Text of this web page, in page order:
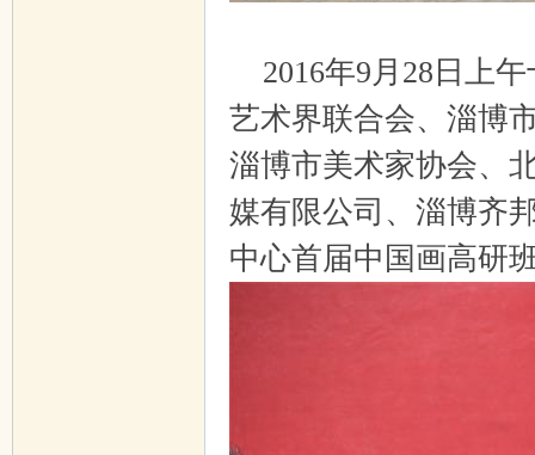
2016年9月28日上
艺术界联合会、淄博
淄博市美术家协会、
媒有限公司、淄博齐
中心首届中国画高研